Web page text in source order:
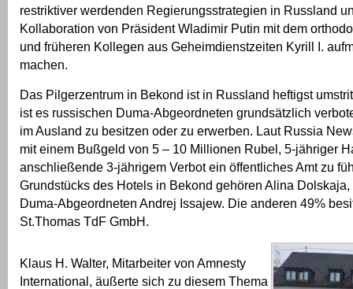
restriktiver werdenden Regierungsstrategien in Russland
Kollaboration von Präsident Wladimir Putin mit dem
und früheren Kollegen aus Geheimdienstzeiten Kyrill I.
machen.
Das Pilgerzentrum in Bekond ist in Russland heftigst
ist es russischen Duma-Abgeordneten grundsätzlich
im Ausland zu besitzen oder zu erwerben. Laut Russia
mit einem Bußgeld von 5 – 10 Millionen Rubel, 5-jähriger
anschließende 3-jährigem Verbot ein öffentliches Amt zu
Grundstücks des Hotels in Bekond gehören Alina Dolskaja,
Duma-Abgeordneten Andrej Issajew. Die anderen 49%
St.Thomas TdF GmbH.
Klaus H. Walter, Mitarbeiter von Amnesty
International, äußerte sich zu diesem Thema